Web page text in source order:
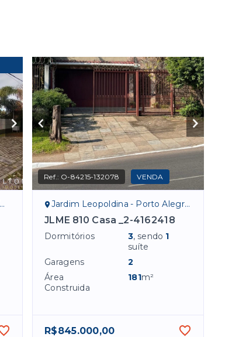
Ref.: O-84215-132078 VENDA
Jardim Leopoldina - Porto Alegre/RS
JLME 810 Casa _2-4162418
Dormitórios 3, sendo 1
suíte
Garagens
2
Área
Construida
181m²
R$845.000,00